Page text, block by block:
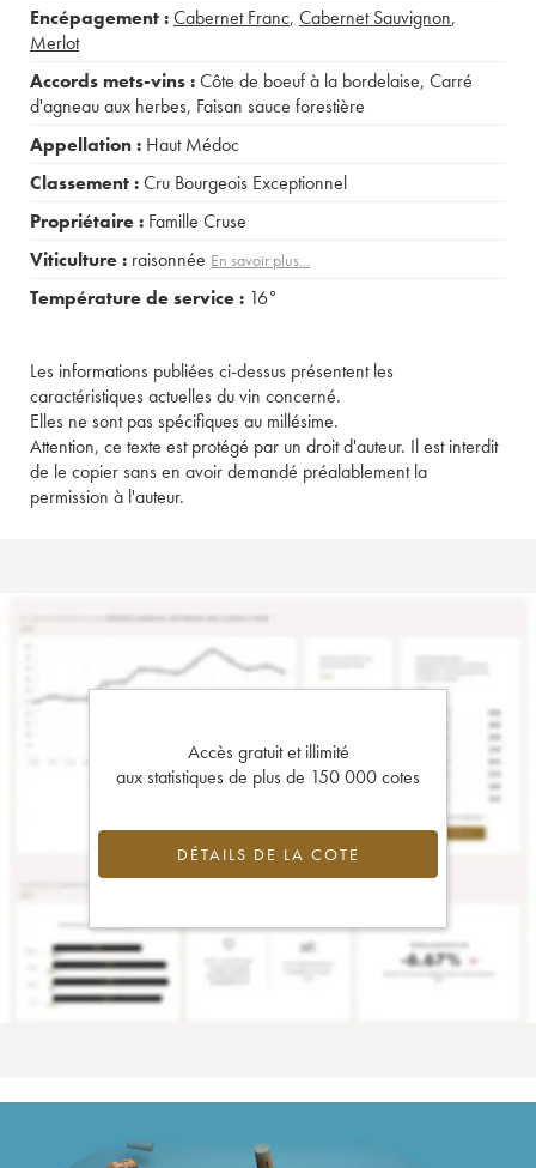
Encépagement :Cabernet Franc, Cabernet Sauvignon,
Merlot
Accords mets-vins :Côte de boeuf à la bordelaise, Carré
d'agneau aux herbes, Faisan sauce forestière
Appellation : Haut Médoc
Classement :Cru Bourgeois Exceptionnel
Propriétaire : Famille Cruse
Viticulture : raisonnée En savoir plus...
Température de service : 16°
Les informations publiées ci-dessus présentent les
caractéristiques actuelles du vin concerné.
Elles ne sont pas spécifiques au millésime.
Attention, ce texte est protégé par un droit d'auteur. Il est interdit
de le copier sans en avoir demandé préalablement la
permission à l'auteur.
Accès gratuit et illimité
aux statistiques de plus de 150 000 cotes
DÉTAILS DE LA COTE